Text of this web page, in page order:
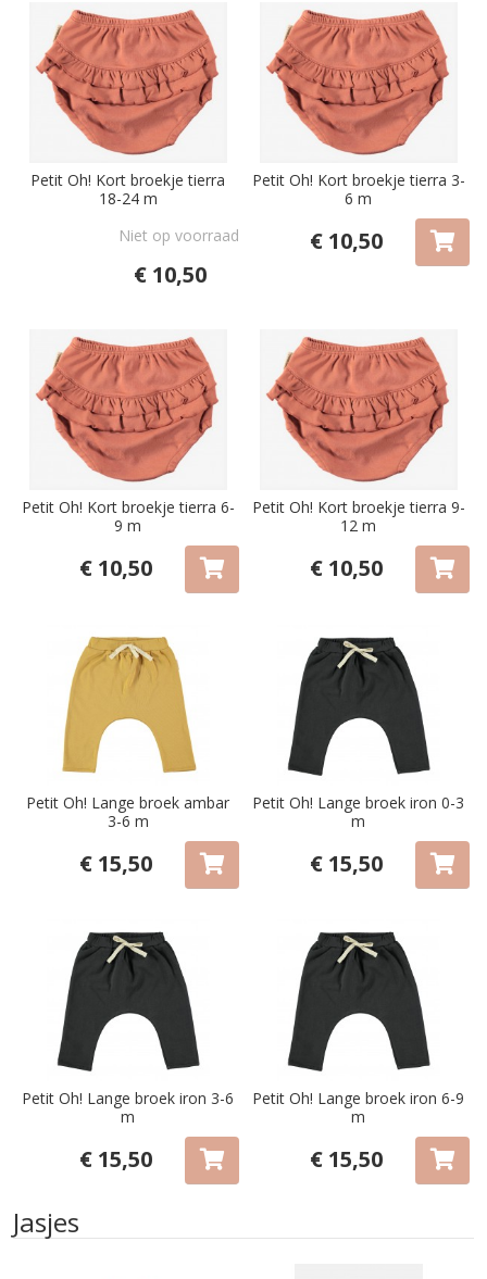
Petit Oh! Kort broekje tierra
18-24 m
Niet op voorraad
€ 10,50
Petit Oh! Kort broekje tierra 3-
6 m
€ 10,50
Petit Oh! Kort broekje tierra 6-
9 m
€ 10,50
Petit Oh! Kort broekje tierra 9-
12 m
€ 10,50
Petit Oh! Lange broek ambar
3-6 m
€ 15,50
Petit Oh! Lange broek iron 0-3
m
€ 15,50
Petit Oh! Lange broek iron 3-6
m
€ 15,50
Petit Oh! Lange broek iron 6-9
m
€ 15,50
Jasjes